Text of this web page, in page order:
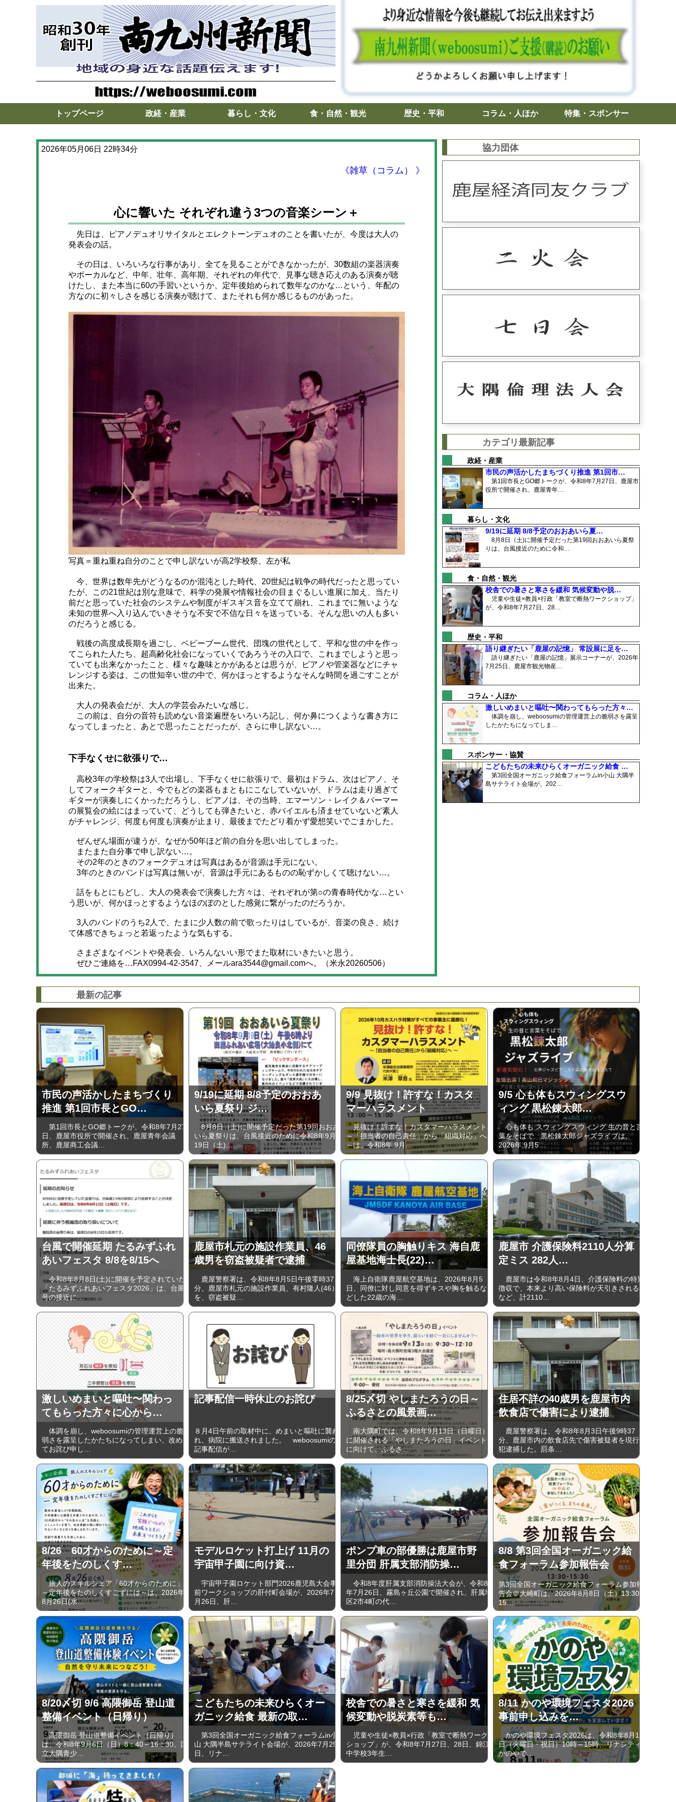
トップページ 政経・産業 暮らし・文化 食・自然・観光 歴史・平和 コラム・人ほか 特集・スポンサー
2026年05月06日 22時34分
《雑草（コラム） 》
心に響いた それぞれ違う3つの音楽シーン＋
先日は、ピアノデュオリサイタルとエレクトーンデュオのことを書いたが、今度は大人の
発表会の話。
その日は、いろいろな行事があり、全てを見ることができなかったが、30数組の楽器演奏
やボーカルなど、中年、壮年、高年期、それぞれの年代で、見事な聴き応えのある演奏が聴
けたし、また本当に60の手習いというか、定年後始められて数年なのかな…という、年配の
方なのに初々しさを感じる演奏が聴けて、またそれも何か感じるものがあった。
写真＝重ね重ね自分のことで申し訳ないが高2学校祭、左が私
今、世界は数年先がどうなるのか混沌とした時代、20世紀は戦争の時代だったと思ってい
たが、この21世紀は別な意味で、科学の発展や情報社会の目まぐるしい進展に加え、当たり
前だと思っていた社会のシステムや制度がギスギス音を立てて崩れ、これまでに無いような
未知の世界へ入り込んでいきそうな不安で不信な日々を送っている、そんな思いの人も多い
のだろうと感じる。
戦後の高度成長期を過ごし、ベビーブーム世代、団塊の世代として、平和な世の中を作っ
てこられた人たち、超高齢化社会になっていくであろうその入口で、これまでしようと思っ
ていても出来なかったこと、様々な趣味とかがあるとは思うが、ピアノや管楽器などにチャ
レンジする姿は、この世知辛い世の中で、何かほっとするようなそんな時間を過ごすことが
出来た。
大人の発表会だが、大人の学芸会みたいな感じ。
この前は、自分の音符も読めない音楽遍歴をいろいろ記し、何か鼻につくような書き方に
なってしまったと、あとで思ったことだったが、さらに申し訳ない…。
下手なくせに欲張りで…
高校3年の学校祭は3人で出場し、下手なくせに欲張りで、最初はドラム、次はピアノ、そ
してフォークギターと、今でもどの楽器もまともにこなしていないが、ドラムは走り過ぎて
ギターが演奏しにくかっただろうし、ピアノは、その当時、エマーソン・レイク＆パーマー
の展覧会の絵にはまっていて、どうしても弾きたいと、赤バイエルも済ませていないど素人
がチャレンジ、何度も何度も演奏が止まり、最後までたどり着かず愛想笑いでごまかした。
ぜんぜん場面が違うが、なぜか50年ほど前の自分を思い出してしまった。
またまた自分事で申し訳ない…。
その2年のときのフォークデュオは写真はあるが音源は手元にない。
3年のときのバンドは写真は無いが、音源は手元にあるものの恥ずかしくて聴けない…。
話をもとにもどし、大人の発表会で演奏した方々は、それぞれが第○の青春時代かな…とい
う思いが、何かほっとするようなほのぼのとした感覚に繋がったのだろうか。
3人のバンドのうち2人で、たまに少人数の前で歌ったりはしているが、音楽の良さ、続け
て体感できちょっと若返ったような気もする。
さまざまなイベントや発表会、いろんないい形でまた取材にいきたいと思う。
ぜひご連絡を…FAX0994-42-3547、メールara3544@gmail.comへ。（米永20260506）
協力団体
カテゴリ最新記事
政経・産業
市民の声活かしたまちづくり推進 第1回市…
第1回市長とGO郷トークが、令和8年7月27日、鹿屋市
役所で開催され、鹿屋青年…
暮らし・文化
9/19に延期 8/8予定のおおあいら夏…
8月8日（土)に開催予定だった第19回おおあいら夏祭
りは、台風接近のために令和…
食・自然・観光
校舎での暑さと寒さを緩和 気候変動や脱…
児童や生徒×教員×行政「教室で断熱ワークショップ」
が、令和8年7月27日、28…
歴史・平和
語り継ぎたい「鹿屋の記憶」 常設展に足を…
語り継ぎたい「鹿屋の記憶」展示コーナーが、2026年
7月25日、鹿屋市観光物産…
コラム・人ほか
激しいめまいと嘔吐〜関わってもらった方々…
体調を崩し、weboosumiの管理運営上の脆弱さを露呈
したかたちになってしま…
スポンサー・協賛
こどもたちの未来ひらくオーガニック給食 …
第3回全国オーガニック給食フォーラムin小山 大隅半
島サテライト会場が、202…
最新の記事
市民の声活かしたまちづくり
推進 第1回市長とGO…
第1回市長とGO郷トークが、令和8年7月27
日、鹿屋市役所で開催され、鹿屋青年会議
所、鹿屋商工会議…
9/19に延期 8/8予定のおおあ
いら夏祭り ジ…
8月8日（土)に開催予定だった第19回おおあ
いら夏祭りは、台風接近のために令和8年9月
19日（土)…
9/9 見抜け！許すな！カスタ
マーハラスメント
見抜け！許すな！カスタマーハラスメント
～「担当者の自己責任」から「組織対応」へ
～は、令和8年 9月…
9/5 心も体もスウィングスウ
ィング 黒松錬太郎…
心も体も スウィングスウィング 生の音と言
葉をそばで 黒松錬太郎ジャズライブは、
2026年 9⽉5…
台風で開催延期 たるみずふれ
あいフェスタ 8/8を8/15へ
令和8年8月8日(土)に開催を予定されていた
「たるみずふれあいフェスタ2026」は、台風
号の接近に…
鹿屋市札元の施設作業員、46
歳男を窃盗被疑者で逮捕
鹿屋警察署は、令和8年8月5日午後零時37
分、鹿屋市札元の施設作業員、有村隆人(46）
を、窃盗被疑…
同僚隊員の胸触りキス 海自鹿
屋基地海士長(22)…
海上自衛隊鹿屋航空基地は、2026年8月5
日、同僚に対し同意を得ずキスや胸を触るな
どした22歳の海…
鹿屋市 介護保険料2110人分算
定ミス 282人…
鹿屋市は令和8年8月4日、介護保険料の特別
徴収で、本来より高い保険料が天引きされる
など、計2110…
激しいめまいと嘔吐〜関わっ
てもらった方々に心から…
体調を崩し、weboosumiの管理運営上の脆
弱さを露呈したかたちになってしまい、改め
てお詫び申し…
記事配信一時休止のお詫び
８月4日午前の取材中に、めまいと嘔吐に襲わ
れ、病院に搬送されました。 weboosumiの
記事配信が…
8/25〆切 やしまたろうの日～
ふるさとの風景画…
南大隅町では、令和8年9月13日（日曜日）
に開催される「やしまたろうの日」イベント
に向けて、ふるさ…
住居不詳の40歳男を鹿屋市内
飲食店で傷害により逮捕
鹿屋警察署は、令和8年8月3日午後9時37
分、鹿屋市内の飲食店先で傷害被疑者を現行
犯逮捕した。罰条…
8/26 60才からのために～定
年後をたのしくす…
旅人のスキルシェア「60才からのために」
～定年後をたのしくすごずには～は、2026年
8月26日(水…
モデルロケット打上げ 11月の
宇宙甲子園に向け資…
宇宙甲子園ロケット部門2026鹿児島大会事
前ワークショップの肝付町会場が、2026年7
月26日、肝…
ポンプ車の部優勝は鹿屋市野
里分団 肝属支部消防操…
令和8年度肝属支部消防操法大会が、令和8
年7月26日、霧島ヶ丘公園で開催され、肝属地
区2市4町の代…
8/8 第3回全国オーガニック給
食フォーラム参加報告会
第3回全国オーガニック給食フォーラム参加報
告会＠大崎町は、2026年8月8日（土）13:30-
15…
8/20〆切 9/6 高隈御岳 登山道
整備イベント（日帰り）
高隈御岳 登山道整備イベント（日帰り）
は、令和8年9月6日（日）8：40～16：30、国
立大隅青少…
こどもたちの未来ひらくオー
ガニック給食 最新の取…
第3回全国オーガニック給食フォーラムin小
山 大隅半島サテライト会場が、2026年7月25
日、リナ…
校舎での暑さと寒さを緩和 気
候変動や脱炭素等も…
児童や生徒×教員×行政「教室で断熱ワーク
ショップ」が、令和8年7月27日、28日、錦江
中学校3年生…
8/11 かのや環境フェスタ2026
事前申し込みを…
かのや環境フェスタ2026は、令和8年8月11
日（火曜日・祝日）10時～15時、リナシティ
かのやで…